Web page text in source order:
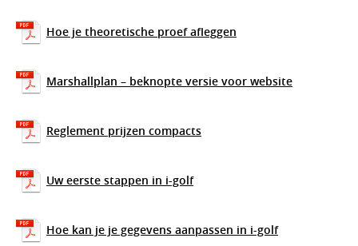
Hoe je theoretische proef afleggen
Marshallplan – beknopte versie voor website
Reglement prijzen compacts
Uw eerste stappen in i-golf
Hoe kan je je gegevens aanpassen in i-golf